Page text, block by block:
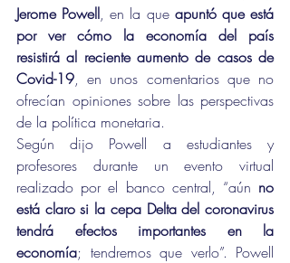
Jerome Powell, en la que apuntó que está
por ver cómo la economía del país
resistirá al reciente aumento de casos de
Covid-19, en unos comentarios que no
ofrecían opiniones sobre las perspectivas
de la política monetaria.
Según dijo Powell a estudiantes y
profesores durante un evento virtual
realizado por el banco central, “aún no
está claro si la cepa Delta del coronavirus
tendrá efectos importantes en la
economía; tendremos que verlo”. Powell